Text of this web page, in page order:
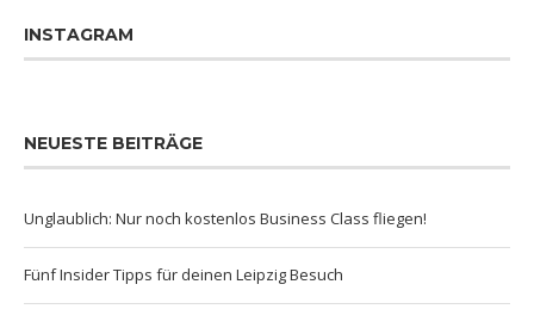
INSTAGRAM
NEUESTE BEITRÄGE
Unglaublich: Nur noch kostenlos Business Class fliegen!
Fünf Insider Tipps für deinen Leipzig Besuch